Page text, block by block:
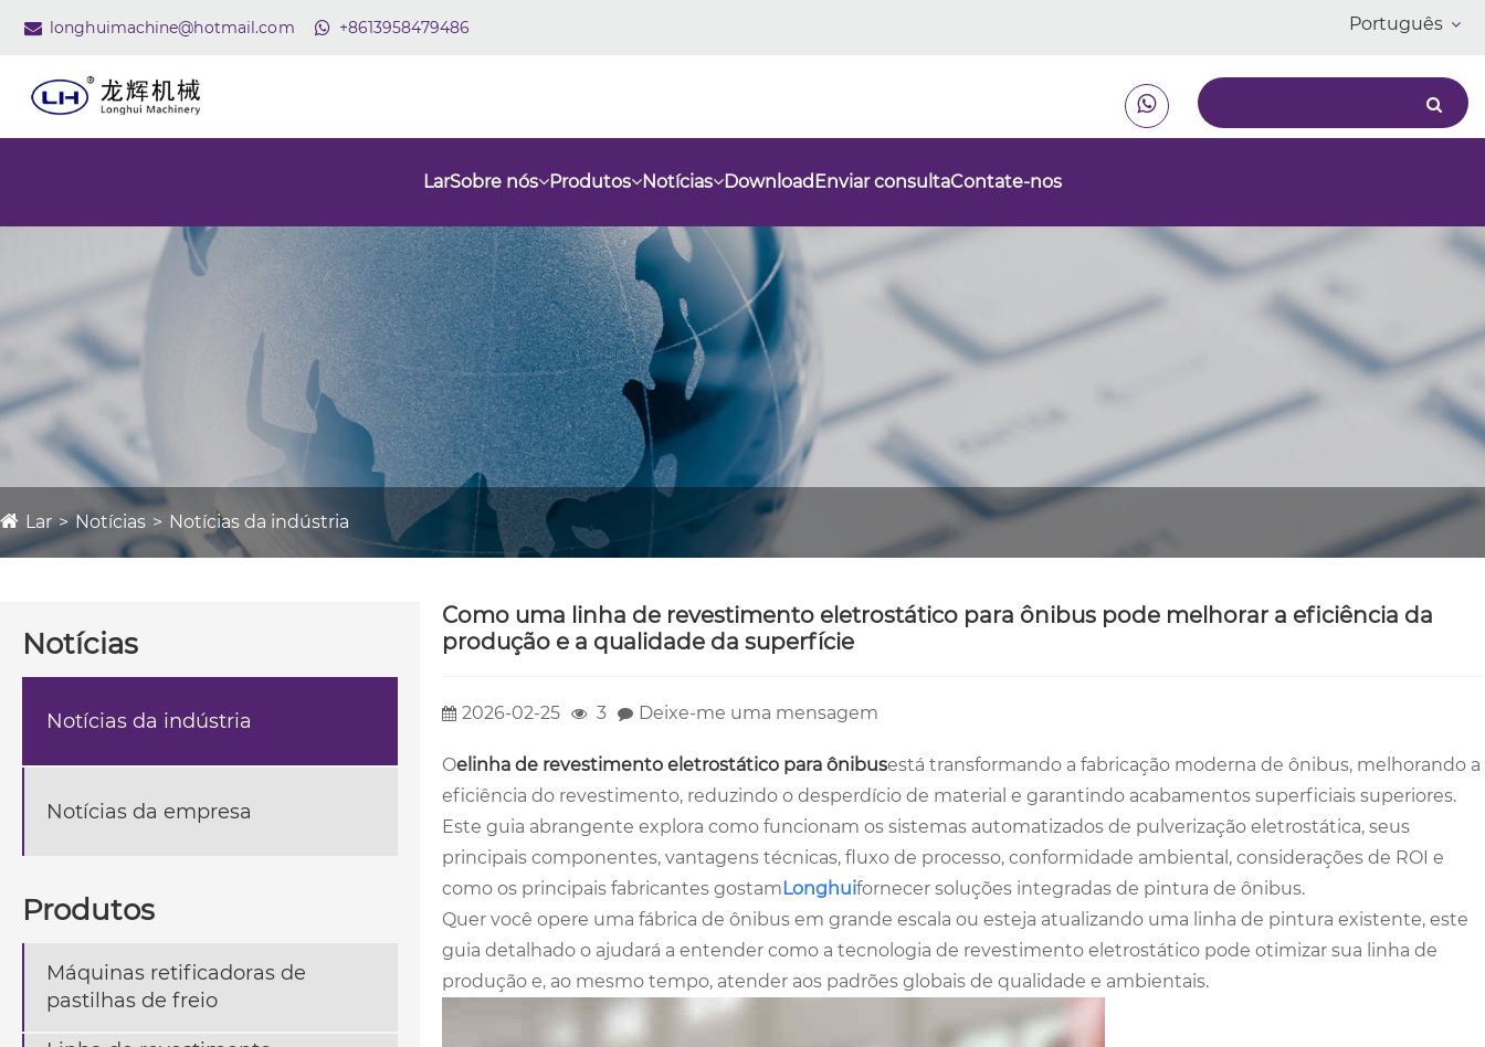
Português
longhuimachine@hotmail.com +8613958479486
LarSobre nós Produtos Notícias Download Enviar consultaContate-nos
Lar Notícias Notícias da indústria
Notícias
Notícias da indústria
Notícias da empresa
Produtos
Máquinas retificadoras de
pastilhas de freio
Como uma linha de revestimento eletrostático para ônibus pode melhorar a eficiência da
produção e a qualidade da superfície
2026-02-25 3 Deixe-me uma mensagem
Oe linha de revestimento eletrostático para ônibusestá transformando a fabricação moderna de ônibus, melhorando a
eficiência do revestimento, reduzindo o desperdício de material e garantindo acabamentos superficiais superiores.
Este guia abrangente explora como funcionam os sistemas automatizados de pulverização eletrostática, seus
principais componentes, vantagens técnicas, fluxo de processo, conformidade ambiental, considerações de ROI e
como os principais fabricantes gostamLonghuifornecer soluções integradas de pintura de ônibus.
Quer você opere uma fábrica de ônibus em grande escala ou esteja atualizando uma linha de pintura existente, este
guia detalhado o ajudará a entender como a tecnologia de revestimento eletrostático pode otimizar sua linha de
produção e, ao mesmo tempo, atender aos padrões globais de qualidade e ambientais.